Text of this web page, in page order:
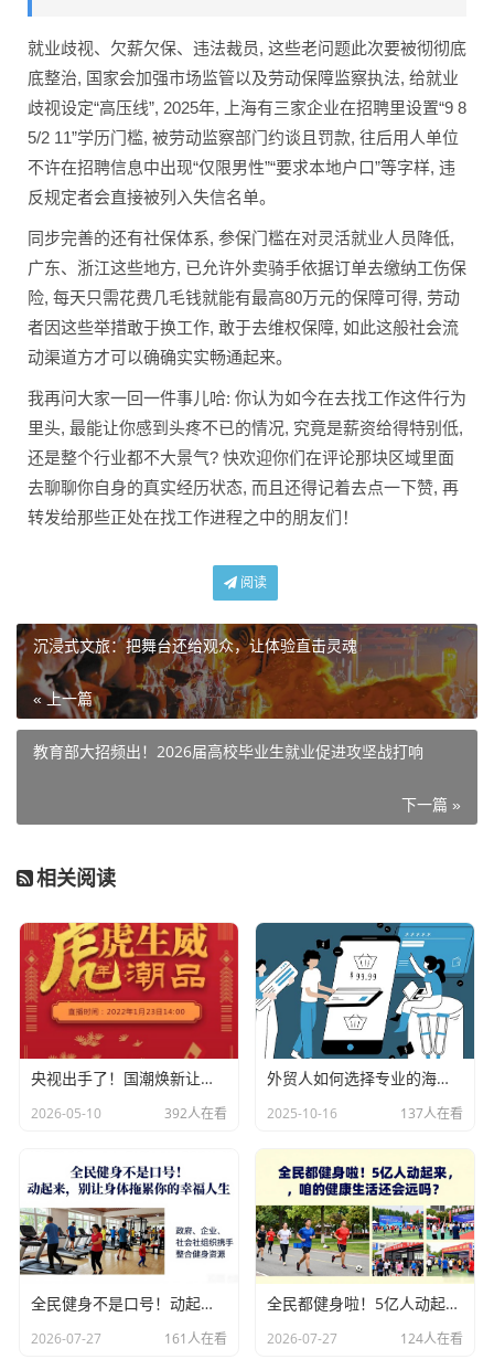
就业歧视、欠薪欠保、违法裁员, 这些老问题此次要被彻彻底
底整治, 国家会加强市场监管以及劳动保障监察执法, 给就业
歧视设定“高压线”, 2025年, 上海有三家企业在招聘里设置“9 8
5/2 11”学历门槛, 被劳动监察部门约谈且罚款, 往后用人单位
不许在招聘信息中出现“仅限男性”“要求本地户口”等字样, 违
反规定者会直接被列入失信名单。
同步完善的还有社保体系, 参保门槛在对灵活就业人员降低,
广东、浙江这些地方, 已允许外卖骑手依据订单去缴纳工伤保
险, 每天只需花费几毛钱就能有最高80万元的保障可得, 劳动
者因这些举措敢于换工作, 敢于去维权保障, 如此这般社会流
动渠道方才可以确确实实畅通起来。
我再问大家一回一件事儿哈: 你认为如今在去找工作这件行为
里头, 最能让你感到头疼不已的情况, 究竟是薪资给得特别低,
还是整个行业都不大景气? 快欢迎你们在评论那块区域里面
去聊聊你自身的真实经历状态, 而且还得记着去点一下赞, 再
转发给那些正处在找工作进程之中的朋友们！
阅读
沉浸式文旅：把舞台还给观众，让体验直击灵魂
« 上一篇
教育部大招频出！2026届高校毕业生就业促进攻坚战打响
下一篇 »
相关阅读
央视出手了！国潮焕新让非遗炸场，这才是文化强国该有的排面
2026-05-10 392人在看
外贸人如何选择专业的海关数据公司？
2025-10-16 137人在看
全民健身不是口号！动起来，别让身体拖累你的幸福人生
2026-07-27 161人在看
全民都健身啦！5亿人动起来，咱的健康生活还会远吗？
2026-07-27 124人在看